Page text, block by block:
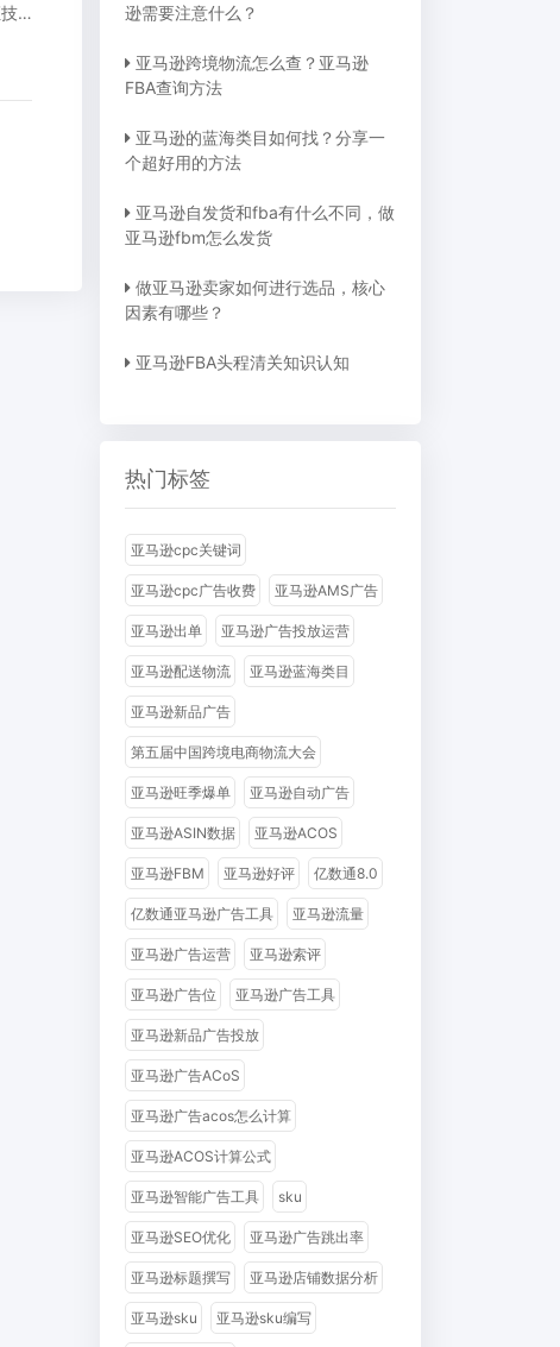
下一篇：亚马逊玩具类目CPC认证(玩具类目CPC认证技巧)
逊需要注意什么？
亚马逊跨境物流怎么查？亚马逊
FBA查询方法
亚马逊的蓝海类目如何找？分享一
个超好用的方法
亚马逊自发货和fba有什么不同，做
亚马逊fbm怎么发货
做亚马逊卖家如何进行选品，核心
因素有哪些？
亚马逊FBA头程清关知识认知
热门标签
亚马逊cpc关键词
亚马逊cpc广告收费 亚马逊AMS广告
亚马逊出单 亚马逊广告投放运营
亚马逊配送物流 亚马逊蓝海类目
亚马逊新品广告
第五届中国跨境电商物流大会
亚马逊旺季爆单 亚马逊自动广告
亚马逊ASIN数据 亚马逊ACOS
亚马逊FBM 亚马逊好评 亿数通8.0
亿数通亚马逊广告工具 亚马逊流量
亚马逊广告运营 亚马逊索评
亚马逊广告位 亚马逊广告工具
亚马逊新品广告投放
亚马逊广告ACoS
亚马逊广告acos怎么计算
亚马逊ACOS计算公式
亚马逊智能广告工具 sku
亚马逊SEO优化 亚马逊广告跳出率
亚马逊标题撰写 亚马逊店铺数据分析
亚马逊sku 亚马逊sku编写